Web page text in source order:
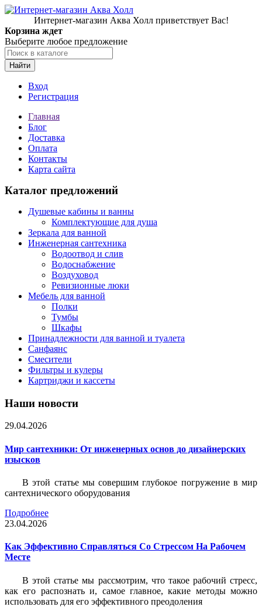
Интернет-магазин Аква Холл приветствует Вас!
Корзина ждет
Выберите любое предложение
Найти
Вход
Регистрация
Главная
Блог
Доставка
Оплата
Контакты
Карта сайта
Каталог предложений
Душевые кабины и ванны
Комплектующие для душа
Зеркала для ванной
Инженерная сантехника
Водоотвод и слив
Водоснабжение
Воздуховод
Ревизионные люки
Мебель для ванной
Полки
Тумбы
Шкафы
Принадлежности для ванной и туалета
Санфаянс
Смесители
Фильтры и кулеры
Картриджи и кассеты
Наши новости
29.04.2026
Мир сантехники: От инженерных основ до дизайнерских
изысков
В этой статье мы совершим глубокое погружение в мир
сантехнического оборудования
Подробнее
23.04.2026
Как Эффективно Справляться Со Стрессом На Рабочем
Месте
В этой статье мы рассмотрим, что такое рабочий стресс,
как его распознать и, самое главное, какие методы можно
использовать для его эффективного преодоления